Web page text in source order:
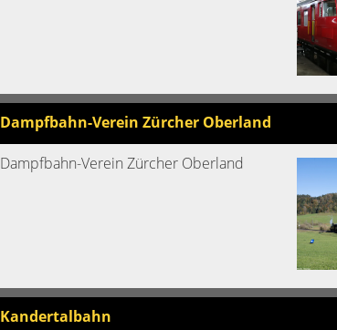
Dampfbahn-Verein Zürcher Oberland
Dampfbahn-Verein Zürcher Oberland
Kandertalbahn